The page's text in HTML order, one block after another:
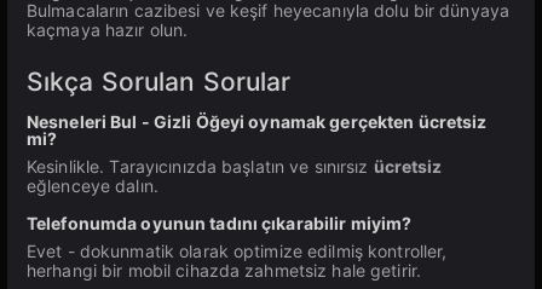
Bulmacaların cazibesi ve keşif heyecanıyla dolu bir dünyaya
kaçmaya hazır olun.
Sıkça Sorulan Sorular
Nesneleri Bul - Gizli Öğeyi oynamak gerçekten ücretsiz
mi?
Kesinlikle. Tarayıcınızda başlatın ve sınırsız ücretsiz
eğlenceye dalın.
Telefonumda oyunun tadını çıkarabilir miyim?
Evet - dokunmatik olarak optimize edilmiş kontroller,
herhangi bir mobil cihazda zahmetsiz hale getirir.